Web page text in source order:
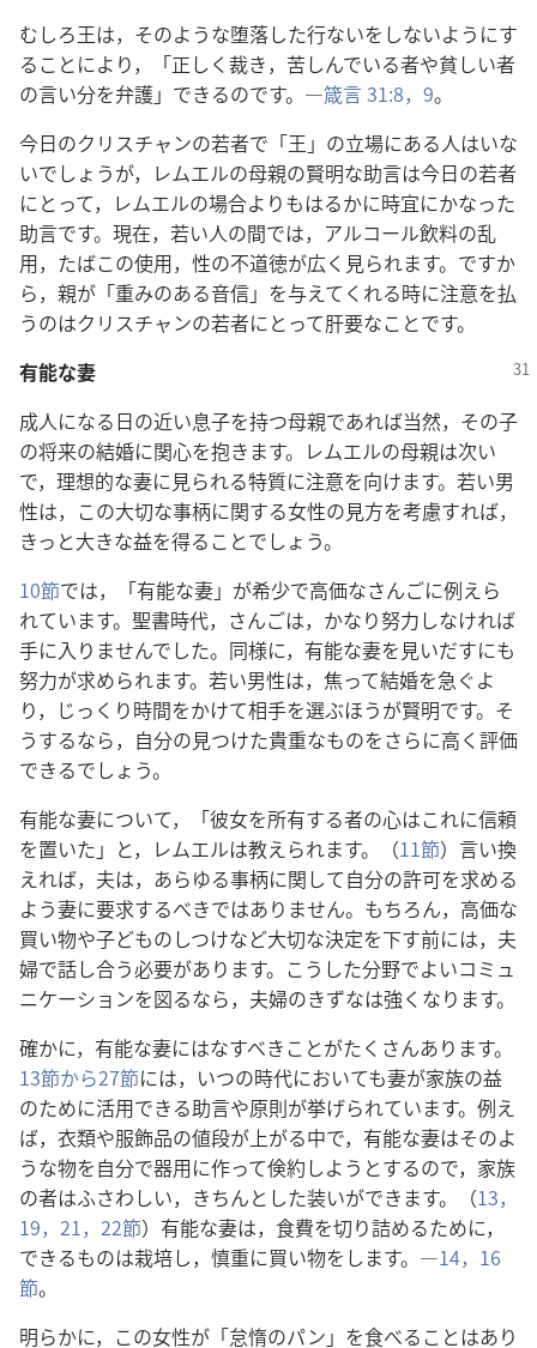
むしろ王は，そのような堕落した行ないをしないようにす
ることにより，「正しく裁き，苦しんでいる者や貧しい者
の言い分を弁護」できるのです。―箴言 31:8，9。
今日のクリスチャンの若者で「王」の立場にある人はいな
いでしょうが，レムエルの母親の賢明な助言は今日の若者
にとって，レムエルの場合よりもはるかに時宜にかなった
助言です。現在，若い人の間では，アルコール飲料の乱
用，たばこの使用，性の不道徳が広く見られます。ですか
ら，親が「重みのある音信」を与えてくれる時に注意を払
うのはクリスチャンの若者にとって肝要なことです。
有能な妻
成人になる日の近い息子を持つ母親であれば当然，その子
の将来の結婚に関心を抱きます。レムエルの母親は次い
で，理想的な妻に見られる特質に注意を向けます。若い男
性は，この大切な事柄に関する女性の見方を考慮すれば，
きっと大きな益を得ることでしょう。
10節では，「有能な妻」が希少で高価なさんごに例えら
れています。聖書時代，さんごは，かなり努力しなければ
手に入りませんでした。同様に，有能な妻を見いだすにも
努力が求められます。若い男性は，焦って結婚を急ぐよ
り，じっくり時間をかけて相手を選ぶほうが賢明です。そ
うするなら，自分の見つけた貴重なものをさらに高く評価
できるでしょう。
有能な妻について，「彼女を所有する者の心はこれに信頼
を置いた」と，レムエルは教えられます。（11節）言い換
えれば，夫は，あらゆる事柄に関して自分の許可を求める
よう妻に要求するべきではありません。もちろん，高価な
買い物や子どものしつけなど大切な決定を下す前には，夫
婦で話し合う必要があります。こうした分野でよいコミュ
ニケーションを図るなら，夫婦のきずなは強くなります。
確かに，有能な妻にはなすべきことがたくさんあります。
13節から27節には，いつの時代においても妻が家族の益
のために活用できる助言や原則が挙げられています。例え
ば，衣類や服飾品の値段が上がる中で，有能な妻はそのよ
うな物を自分で器用に作って倹約しようとするので，家族
の者はふさわしい，きちんとした装いができます。（13，
19， 21，22節）有能な妻は，食費を切り詰めるために，
できるものは栽培し，慎重に買い物をします。―14， 16
節。
明らかに，この女性が「怠惰のパン」を食べることはあり